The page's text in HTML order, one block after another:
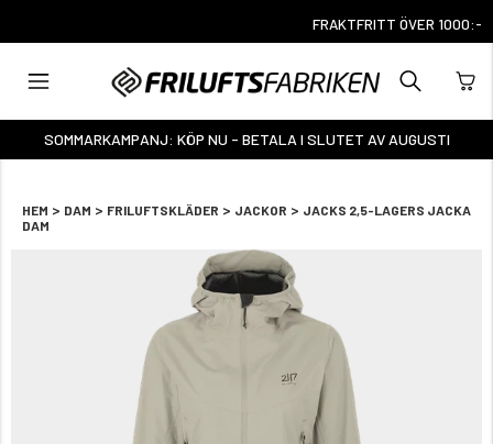
FRAKTFRITT ÖVER 1000:-
SOMMARKAMPANJ: KÖP NU - BETALA I SLUTET AV AUGUSTI
HEM > DAM > FRILUFTSKLÄDER > JACKOR > JACKS 2,5-LAGERS JACKA
DAM